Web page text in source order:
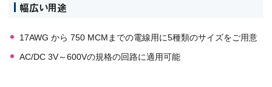
幅広い用途
17AWG から 750 MCMまでの電線用に5種類のサイズをご用意
AC/DC 3V～600Vの規格の回路に適用可能